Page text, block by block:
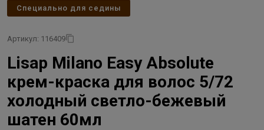
Специально для седины
Артикул: 116409
Lisap Milano Easy Absolute
крем-краска для волос 5/72
холодный светло-бежевый
шатен 60мл